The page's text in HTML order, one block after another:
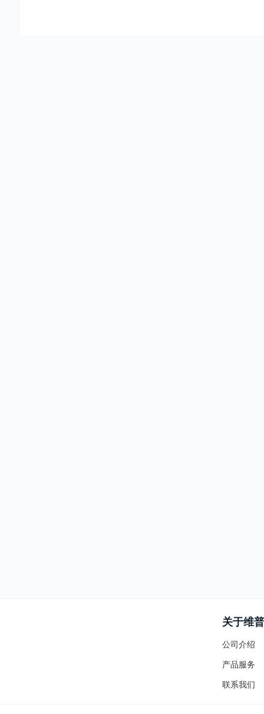
关于维普
公司介绍
产品服务
联系我们